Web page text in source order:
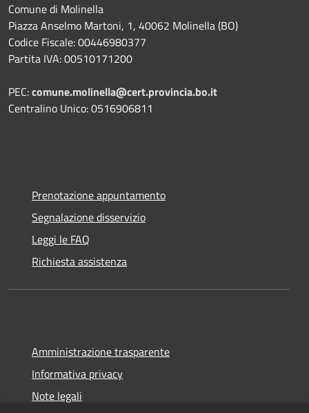
Comune di Molinella
Piazza Anselmo Martoni, 1, 40062 Molinella (BO)
Codice Fiscale: 00446980377
Partita IVA: 00510171200
PEC:comune.molinella@cert.provincia.bo.it
Centralino Unico: 0516906811
Prenotazione appuntamento
Segnalazione disservizio
Leggi le FAQ
Richiesta assistenza
Amministrazione trasparente
Informativa privacy
Note legali